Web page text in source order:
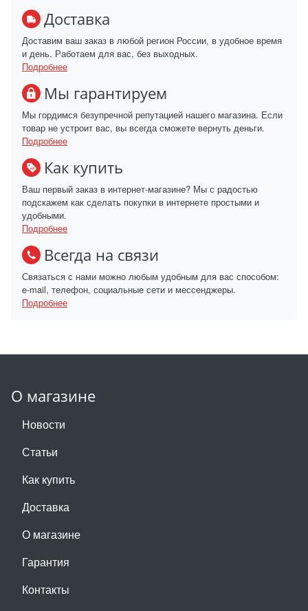
Доставка
Доставим ваш заказ в любой регион России, в удобное время
и день. Работаем для вас, без выходных.
Подробнее
Мы гарантируем
Мы гордимся безупречной репутацией нашего магазина. Если
товар не устроит вас, вы всегда сможете вернуть деньги.
Подробнее
Как купить
Ваш первый заказ в интернет-магазине? Мы с радостью
подскажем как сделать покупки в интернете простыми и
удобными.
Подробнее
Всегда на связи
Связаться с нами можно любым удобным для вас способом:
e-mail, телефон, социальные сети и мессенджеры.
Подробнее
О магазине
Новости
Статьи
Как купить
Доставка
О магазине
Гарантия
Контакты